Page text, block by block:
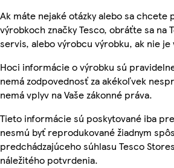
Ak máte nejaké otázky alebo sa chcete
výrobkoch značky Tesco, obráťte sa na
servis, alebo výrobcu výrobku, ak nie je
Hoci informácie o výrobku sú
nemá zodpovednosť za akékoľvek
nemá vplyv na Vaše zákonné práva.
Tieto informácie sú poskytované iba
nesmú byť reprodukované žiadnym
predchádzajúceho súhlasu Tesco
náležitého potvrdenia.